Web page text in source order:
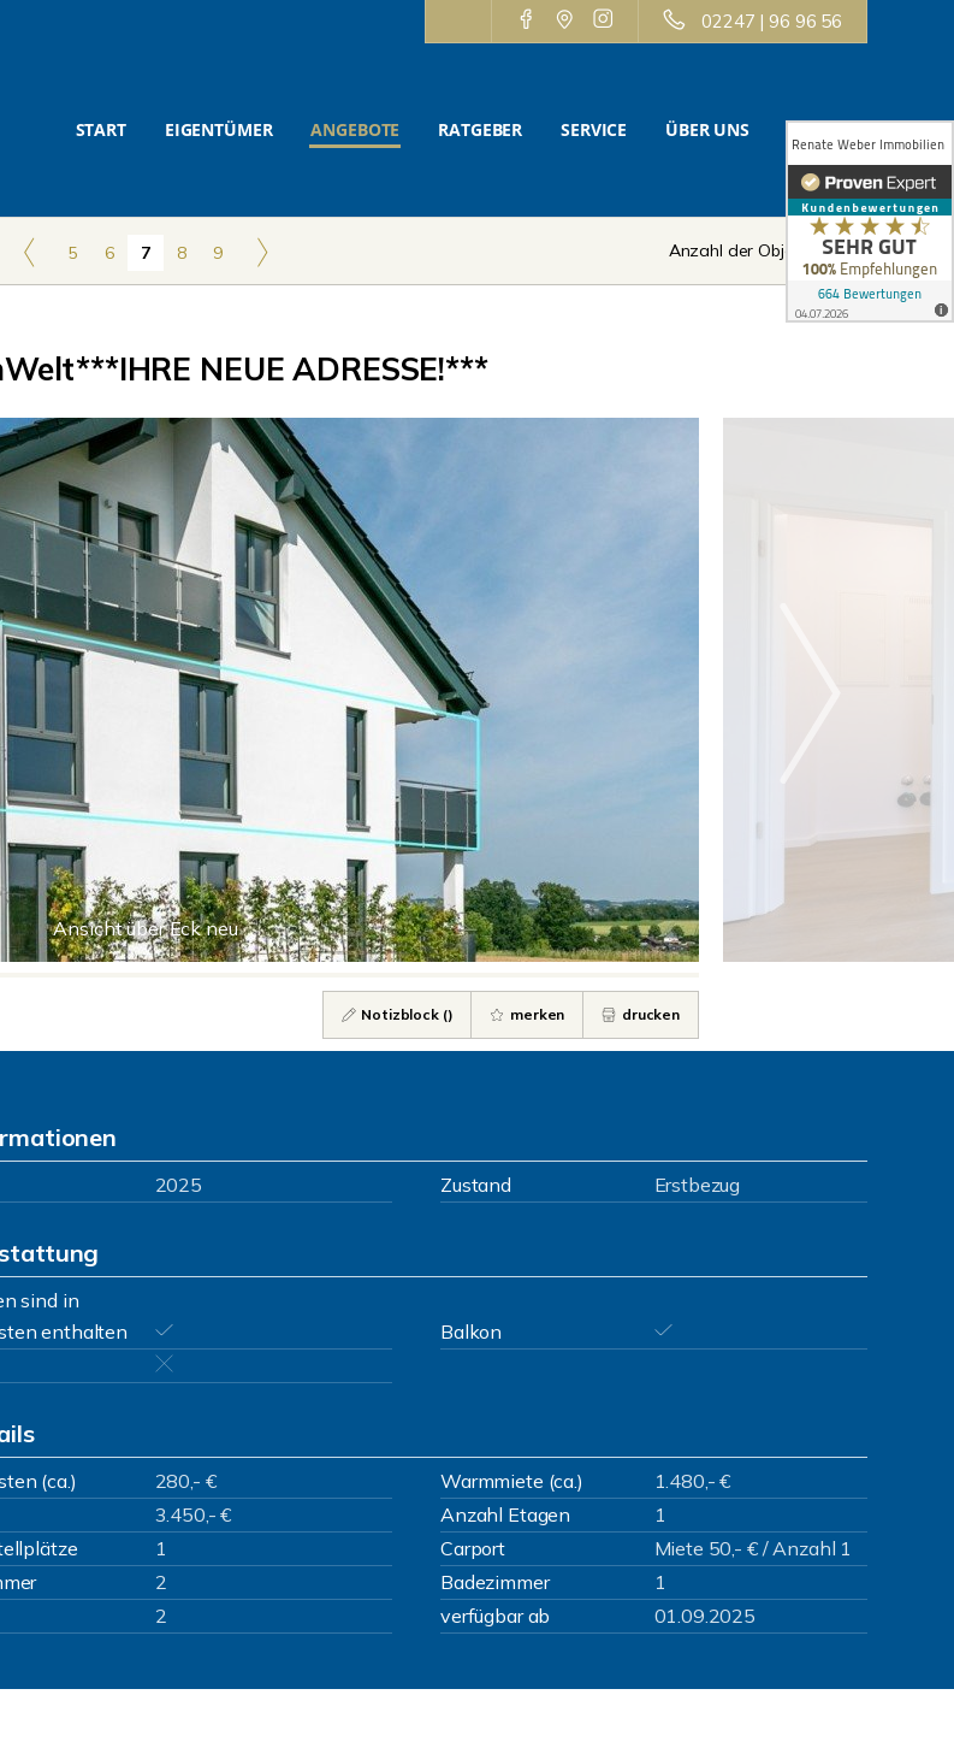
02247 | 96 96 56
START EIGENTÜMER ANGEBOTE RATGEBER SERVICE ÜBER UNS KONTAKT
5 6 7 8 9 Anzahl der Objekte:7 | 12
NEUE ADRESSE!***
Ansicht über Eck neu
Notizblock () merken drucken
2025 Zustand Erstbezug
sind in
enthalten
Balkon
(ca.) 280,- € Warmmiete (ca.)
1.480,- €
3.450,- € Anzahl Etagen
1
1 Carport
Miete 50,- € / Anzahl 1
2 Badezimmer
1
2 verfügbar ab 01.09.2025